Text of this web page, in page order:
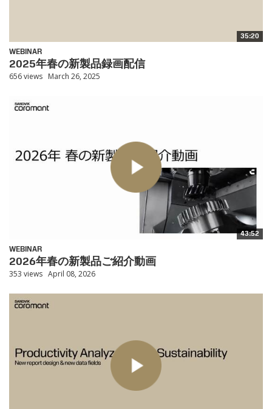
35:20
WEBINAR
2025年春の新製品録画配信
656 views March 26, 2025
43:52
WEBINAR
2026年春の新製品ご紹介動画
353 views April 08, 2026